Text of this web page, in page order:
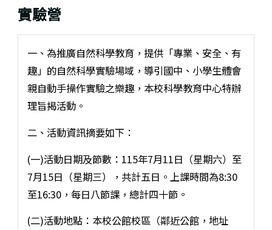
實驗營
一、為推廣自然科學教育，提供「專業、安全、有
趣」的自然科學實驗場域，導引國中、小學生體會
親自動手操作實驗之樂趣，本校科學教育中心特辦
理旨揭活動。
二、活動資訊摘要如下：
(一)活動日期及節數：115年7月11日（星期六）至
7月15日（星期三），共計五日。上課時間為8:30
至16:30，每日八節課，總計四十節。
(二)活動地點：本校公館校區（鄰近公館，地址